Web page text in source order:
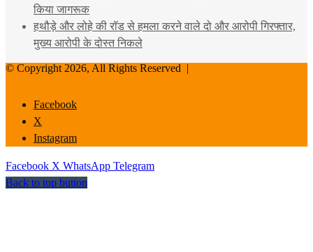
किया जागरूक
हथौड़े और लोहे की रॉड से हमला करने वाले दो और आरोपी गिरफ्तार,
मुख्य आरोपी के दोस्त निकले
© Copyright 2026, All Rights Reserved |
Facebook
X
Instagram
Facebook X WhatsApp Telegram
Back to top button